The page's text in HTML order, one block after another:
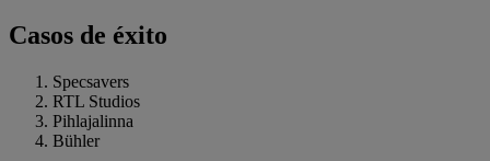
Casos de éxito
Specsavers
RTL Studios
Pihlajalinna
Bühler